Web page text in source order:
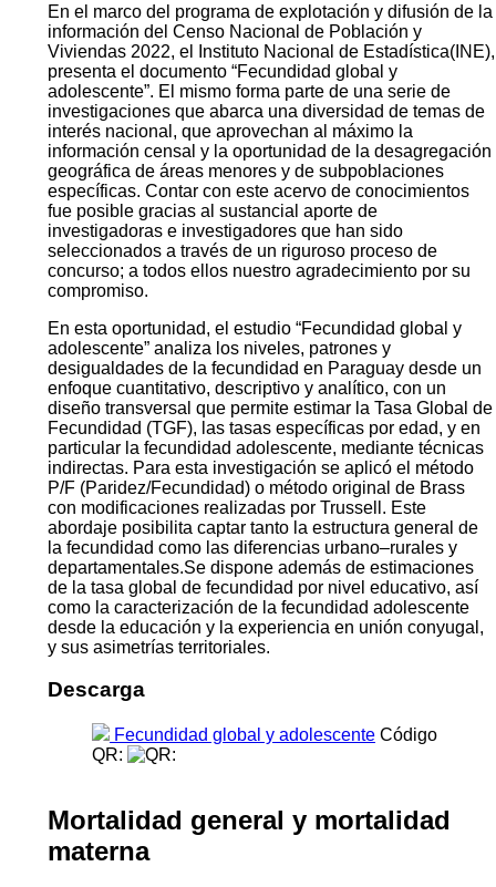
En el marco del programa de explotación y difusión de la
información del Censo Nacional de Población y
Viviendas 2022, el Instituto Nacional de Estadística(INE),
presenta el documento “Fecundidad global y
adolescente”. El mismo forma parte de una serie de
investigaciones que abarca una diversidad de temas de
interés nacional, que aprovechan al máximo la
información censal y la oportunidad de la desagregación
geográfica de áreas menores y de subpoblaciones
específicas. Contar con este acervo de conocimientos
fue posible gracias al sustancial aporte de
investigadoras e investigadores que han sido
seleccionados a través de un riguroso proceso de
concurso; a todos ellos nuestro agradecimiento por su
compromiso.
En esta oportunidad, el estudio “Fecundidad global y
adolescente” analiza los niveles, patrones y
desigualdades de la fecundidad en Paraguay desde un
enfoque cuantitativo, descriptivo y analítico, con un
diseño transversal que permite estimar la Tasa Global de
Fecundidad (TGF), las tasas específicas por edad, y en
particular la fecundidad adolescente, mediante técnicas
indirectas. Para esta investigación se aplicó el método
P/F (Paridez/Fecundidad) o método original de Brass
con modificaciones realizadas por Trussell. Este
abordaje posibilita captar tanto la estructura general de
la fecundidad como las diferencias urbano–rurales y
departamentales.Se dispone además de estimaciones
de la tasa global de fecundidad por nivel educativo, así
como la caracterización de la fecundidad adolescente
desde la educación y la experiencia en unión conyugal,
y sus asimetrías territoriales.
Descarga
Fecundidad global y adolescente Código
QR:
Mortalidad general y mortalidad
materna